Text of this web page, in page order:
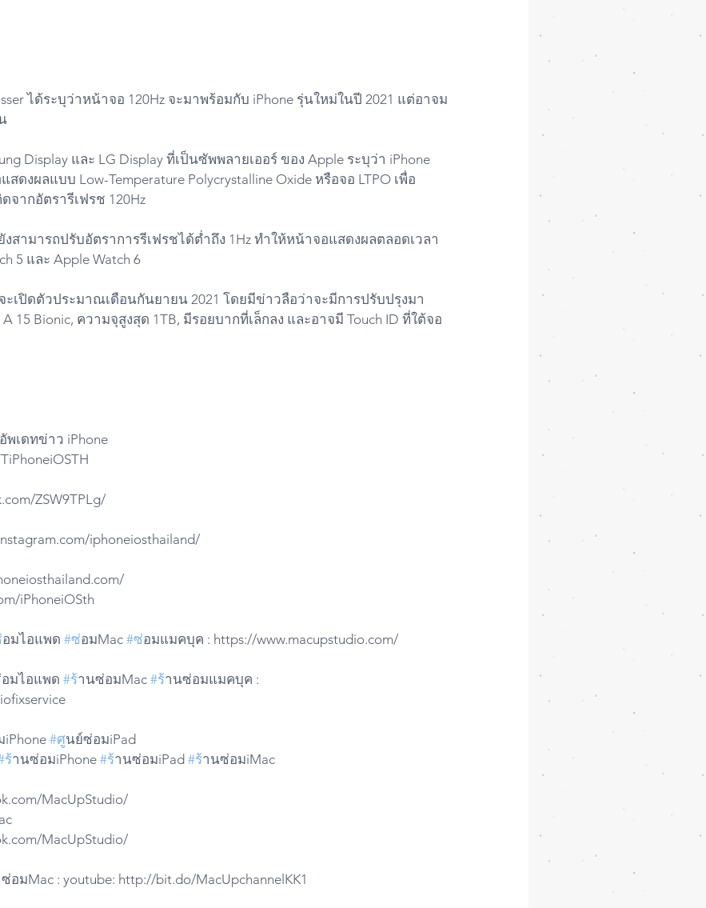
ได้ระบุว่าหน้าจอ 120Hz จะมาพร้อมกับ iPhone รุ่นใหม่ในปี 2021 แต่อาจม
Display และ LG Display ที่เป็นซัพพลายเออร์ ของ Apple ระบุว่า iPhone
สดงผลแบบ Low-Temperature Polycrystalline Oxide หรือจอ LTPO เพื่อ
จากอัตรารีเฟรช 120Hz
สามารถปรับอัตราการรีเฟรชได้ต่ำถึง 1Hz ทำให้หน้าจอแสดงผลตลอดเวลา
5 และ Apple Watch 6
จะเปิดตัวประมาณเดือนกันยายน 2021 โดยมีข่าวลือว่าจะมีการปรับปรุงมา
15 Bionic, ความจุสูงสุด 1TB, มีรอยบากที่เล็กลง และอาจมี Touch ID ที่ใต้จอ
เดทข่าว iPhone
ZSW9TPLg/
iphoneiosthailand/
iPhoneiOSth
่อมไอแพด #ซ่อมMac #ซ่อมแมคบุค : https://www.macupstudio.com/
มไอแพด #ร้านซ่อมMac #ร้านซ่อมแมคบุค :
#ศูนย์ซ่อมiPad
ร้านซ่อมiPhone #ร้านซ่อมiPad #ร้านซ่อมiMac
MacUpStudio/
MacUpStudio/
อมMac : youtube: http://bit.do/MacUpchannelKK1